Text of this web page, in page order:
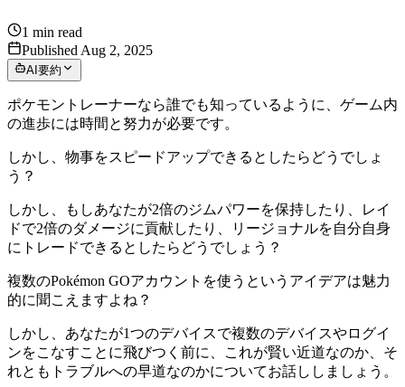
1 min read
Published Aug 2, 2025
AI要約
ポケモントレーナーなら誰でも知っているように、ゲーム内
の進歩には時間と努力が必要です。
しかし、物事をスピードアップできるとしたらどうでしょ
う？
しかし、もしあなたが2倍のジムパワーを保持したり、レイ
ドで2倍のダメージに貢献したり、リージョナルを自分自身
にトレードできるとしたらどうでしょう？
複数のPokémon GOアカウントを使うというアイデアは魅力
的に聞こえますよね？
しかし、あなたが1つのデバイスで複数のデバイスやログイ
ンをこなすことに飛びつく前に、これが賢い近道なのか、そ
れともトラブルへの早道なのかについてお話ししましょう。